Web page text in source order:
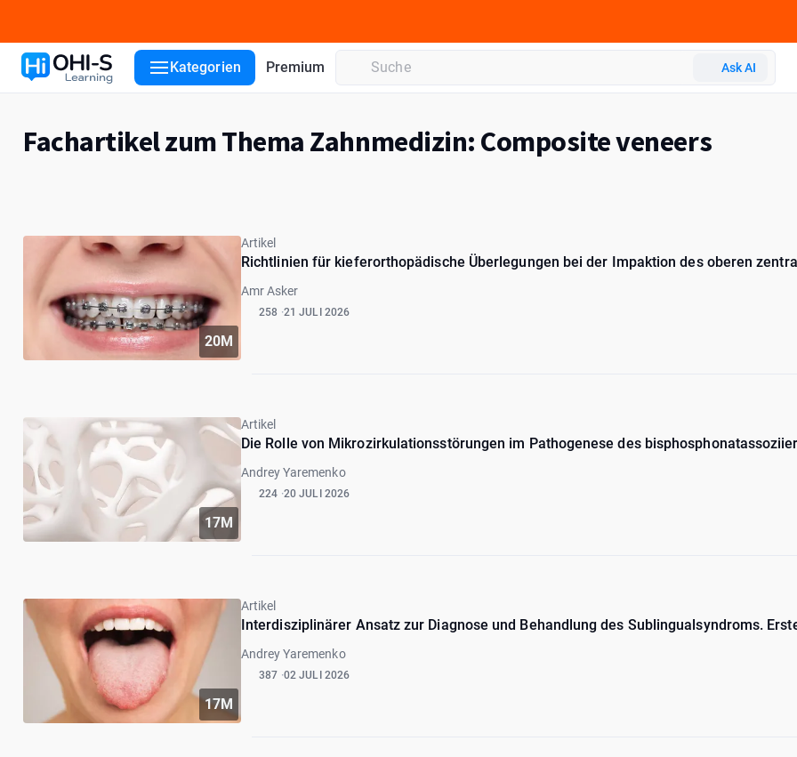
Kategorien Premium Ask AI
Fachartikel zum Thema Zahnmedizin: Composite veneers
20M
Artikel
Richtlinien für kieferorthopädische Überlegungen bei der Impaktion des oberen
Amr Asker
258 21 JULI 2026
17M
Artikel
Die Rolle von Mikrozirkulationsstörungen im Pathogenese des
Andrey Yaremenko
224 20 JULI 2026
17M
Artikel
Interdisziplinärer Ansatz zur Diagnose und Behandlung des Sublingualsyndroms.
Andrey Yaremenko
387 02 JULI 2026